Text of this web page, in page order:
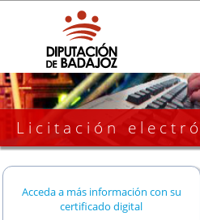
Licitación
Acceda a más información con su
certificado digital